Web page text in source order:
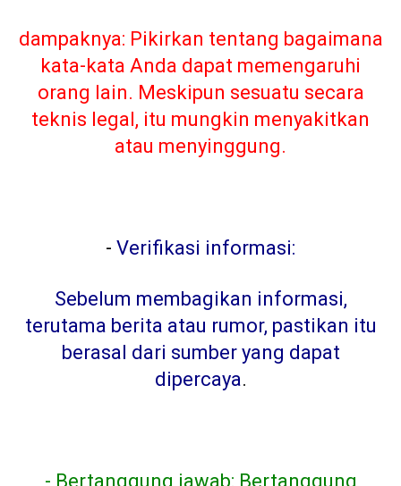
dampaknya: Pikirkan tentang bagaimana
kata-kata Anda dapat memengaruhi
orang lain. Meskipun sesuatu secara
teknis legal, itu mungkin menyakitkan
atau menyinggung.
- Verifikasi informasi:
Sebelum membagikan informasi,
terutama berita atau rumor, pastikan itu
berasal dari sumber yang dapat
dipercaya.
- Bertanggung jawab: Bertanggung